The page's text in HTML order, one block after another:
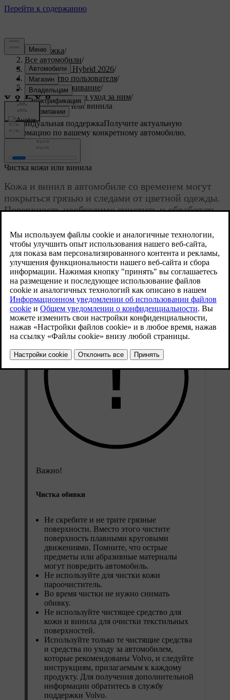
Поддержка/
Все автомобили/
XC90 Plug-in Hybrid 2026/
Руководство пользователя/
Уход и обслуживание/
Чистка салона и уход за ним/
Чистка кожи или винила
Индивидуальная поддержкаПолучите актуальную
информацию по вашему конкретному автомобилю.
Обновленная версия 04.04.2025
Чистка кожи или винила
Кожа и винил в автомобиле со временем могут
покрыться грязью и следами от цветной одежды.
Поверхность необходимо очистить и обработать,
повреждениям.
Эти рекомендации по очистке кожи применимы только к
деталям из натуральной кожи.
Важно!
Чистка обивки
Не скребите и не трите грязные
поверхности. Вместо этого чистите
поверхность плавными круговыми
движениями. Помните, что острые
предметы или абразивные материалы
могут повредить автомобиль.
Не используйте для чистки кожи
пароочиститель.
Во время чистки не нужно снимать
обивку.
Не используйте чистящее средство для
кожи и винила для очистки текстильных
поверхностей.
Используйте только те чистящие средства
и средства по уходу за автомобилем,
которые рекомендованы Volvo, и следуйте
инструкциям, прилагаемым к каждому
продукту. Для получения дополнительной
информации обратитесь в службу
поддержки Volvo.